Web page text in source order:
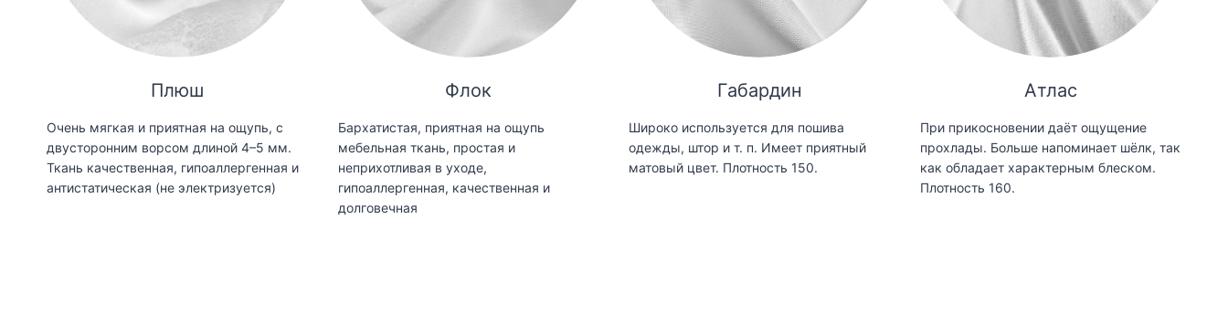
Плюш
Очень мягкая и приятная на ощупь, с
двусторонним ворсом длиной 4–5 мм.
Ткань качественная, гипоаллергенная и
антистатическая (не электризуется)
Флок
Бархатистая, приятная на ощупь
мебельная ткань, простая и
неприхотливая в уходе,
гипоаллергенная, качественная и
долговечная
Габардин
Широко используется для пошива
одежды, штор и т. п. Имеет приятный
матовый цвет. Плотность 150.
Атлас
При прикосновении даёт ощущение
прохлады. Больше напоминает шёлк, так
как обладает характерным блеском.
Плотность 160.